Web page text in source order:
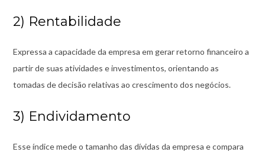
2) Rentabilidade
Expressa a capacidade da empresa em gerar retorno financeiro a
partir de suas atividades e investimentos, orientando as
tomadas de decisão relativas ao crescimento dos negócios.
3) Endividamento
Esse índice mede o tamanho das dívidas da empresa e compara